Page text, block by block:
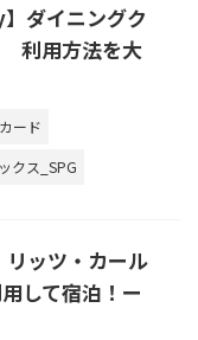
ダイニングク
利用方法を大
ード
クス_SPG
リッツ・カール
して宿泊！ー